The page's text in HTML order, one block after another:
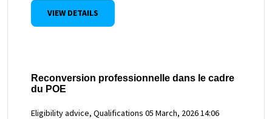
VIEW DETAILS
Reconversion professionnelle dans le cadre
du POE
Eligibility advice, Qualifications 05 March, 2026 14:06